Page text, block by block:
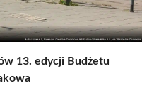
13. edycji Budżetu